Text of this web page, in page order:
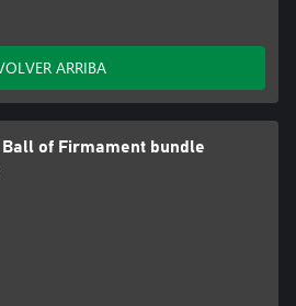
ARRIBA
of Firmament bundle